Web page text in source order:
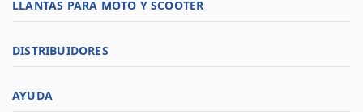
LLANTAS PARA MOTO Y SCOOTER
DISTRIBUIDORES
AYUDA